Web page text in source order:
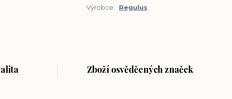
Výrobce: Regulus
Zboží osvědčených značek